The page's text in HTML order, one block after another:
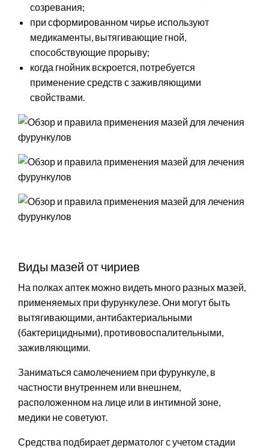
созревания;
при сформированном чирье используют
медикаменты, вытягивающие гной,
способствующие прорыву;
когда гнойник вскроется, потребуется
применение средств с заживляющими
свойствами.
Виды мазей от чириев
На полках аптек можно видеть много разных мазей,
применяемых при фурункулезе. Они могут быть
вытягивающими, антибактериальными
(бактерицидными), противовоспалительными,
заживляющими.
Заниматься самолечением при фурункуле, в
частности внутреннем или внешнем,
расположенном на лице или в интимной зоне,
медики не советуют.
Средства подбирает дерматолог с учетом стадии